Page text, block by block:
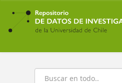
Ir
contenido
principal
Buscar